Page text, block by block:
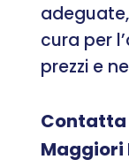
cura per
prezzi e
Contatta
Maggiori